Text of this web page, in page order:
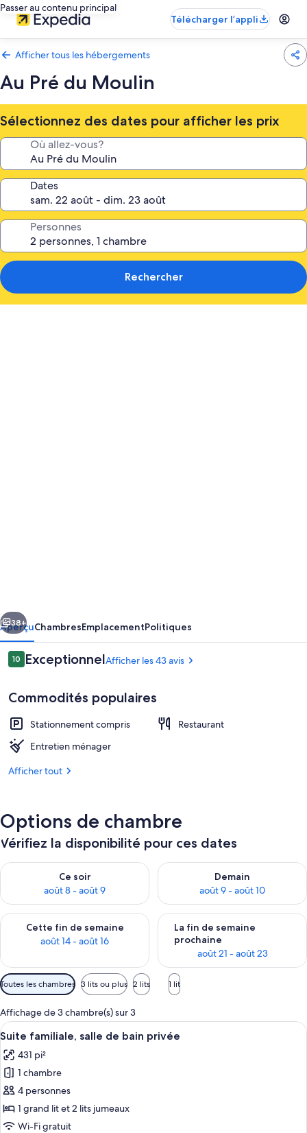
Passer au contenu principal
Télécharger l’appli
Afficher tous les hébergements
Au Pré du Moulin
Sélectionnez des dates pour afficher les prix
Où allez-vous?
Dates
Personnes
Rechercher
Moulin
Suivant
38+
AperçuChambresEmplacementPolitiques
Avis
1010 sur 10 –
ExceptionnelAfficher les 43 avis
Commodités populaires
Stationnement compris
Restaurant
Entretien ménager
Afficher tout
Options de chambre
Vérifiez la disponibilité pour ces dates
Ce soir
août 8 - août 9
Vérifier la disponibilité pour ce soir août 8 - août 9
Demain
août 9 - août 10
Vérifier la disponibilité pour
Cette fin de semaine
août 14 - août 16
Vérifier la disponibilité pour cette fin de semaine août 14 -
La fin de semaine
prochaine
août 21 - août 23
Vérifier la disponibilité pour
Filtres
disponibles
pour
les
chambres
Toutes les chambres 3 lits ou plus 2 lits 1 lit
Affichage de 3 chambre(s) sur 3
Afficher
toutes
les
photos
pour
ce
type
Une chambre à coucher avec un lit,
7
Suite familiale, salle de bain privée
431 pi²
1 chambre
4 personnes
1 grand lit et 2 lits jumeaux
Wi-Fi gratuit